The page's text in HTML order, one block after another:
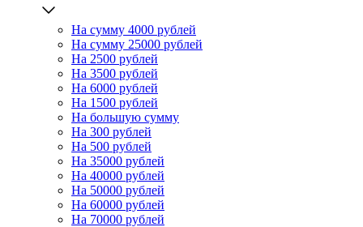
На сумму 4000 рублей
На сумму 25000 рублей
На 2500 рублей
На 3500 рублей
На 6000 рублей
На 1500 рублей
На большую сумму
На 300 рублей
На 500 рублей
На 35000 рублей
На 40000 рублей
На 50000 рублей
На 60000 рублей
На 70000 рублей